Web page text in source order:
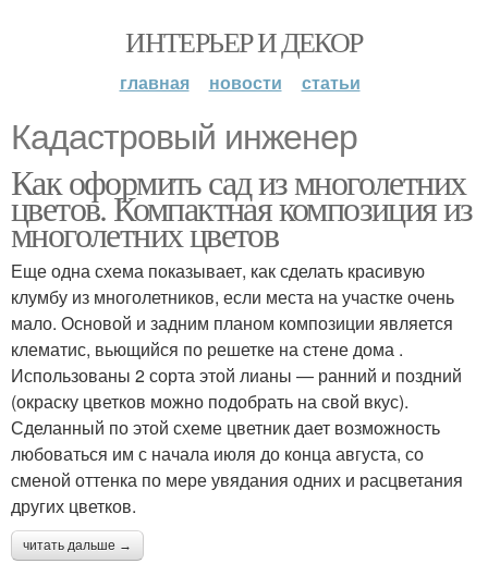
ИНТЕРЬЕР И ДЕКОР
главная новости статьи
Кадастровый инженер
Как оформить сад из многолетних
цветов. Компактная композиция из
многолетних цветов
Еще одна схема показывает, как сделать красивую
клумбу из многолетников, если места на участке очень
мало. Основой и задним планом композиции является
клематис, вьющийся по решетке на стене дома .
Использованы 2 сорта этой лианы — ранний и поздний
(окраску цветков можно подобрать на свой вкус).
Сделанный по этой схеме цветник дает возможность
любоваться им с начала июля до конца августа, со
сменой оттенка по мере увядания одних и расцветания
других цветков.
читать дальше →